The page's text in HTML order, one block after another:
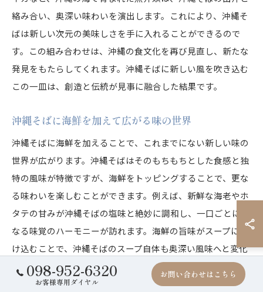
絡み合い、奥深い味わいを演出します。これにより、沖縄そ
ばは新しい次元の美味しさを手に入れることができるので
す。この組み合わせは、沖縄の食文化を再び見直し、新たな
発見をもたらしてくれます。沖縄そばに新しい風を吹き込む
この一皿は、創造と伝統が見事に融合した結果です。
沖縄そばに海鮮を加えて広がる味の世界
沖縄そばに海鮮を加えることで、これまでにない新しい味の
世界が広がります。沖縄そばはそのもちもちとした食感と独
特の風味が特徴ですが、海鮮をトッピングすることで、更な
る味わいを楽しむことができます。例えば、新鮮な海老やホ
タテの甘みが沖縄そばの塩味と絶妙に調和し、一口ごとに異
なる味覚のハーモニーが訪れます。海鮮の旨味がスープに溶
け込むことで、沖縄そばのスープ自体も奥深い風味へと変化
します。特に、海鮮の種類や量を変えることで、自分だけの
オリジナルな味わいを創り出すことができるのも、この組み
098-952-6320
お客様専用ダイヤル
お問い合わせはこちら